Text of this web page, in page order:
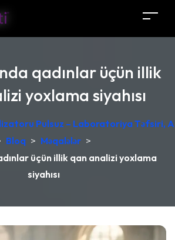
qadınlar üçün illik
yoxlama siyahısı
Pulsuz – Laboratoriya Təfsiri,
Bloq > Məqalələr >
üçün illik qan analizi yoxlama
siyahısı